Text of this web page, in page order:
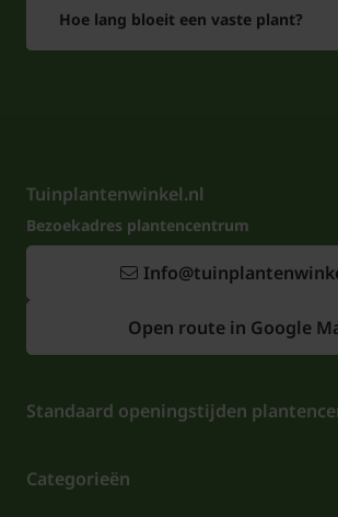
Hoe lang bloeit een vaste plant?
Tuinplantenwinkel.nl
Bezoekadres plantencentrum
Open route in Google
Standaard openingstijden
Categorieën